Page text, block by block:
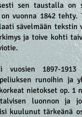
sen taustalla on
vuonna 1842 tehty.
sävelmään tekstin
ja toive kohti
vuosien 1897-
runoihin ja
nietokset op. 1
luonnon ja
kuulunut tärkeänä